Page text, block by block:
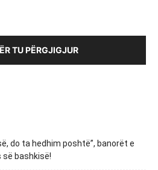
TU PËRGJIGJUR
do ta hedhim poshtë”, banorët e
së bashkisë!